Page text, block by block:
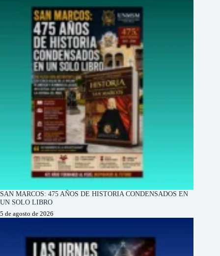
SAN MARCOS: 475 AÑOS DE HISTORIA CONDENSADOS EN
UN SOLO LIBRO
5 de agosto de 2026